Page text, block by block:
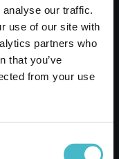
our traffic.
use of our site with
partners who
that you’ve
from your use